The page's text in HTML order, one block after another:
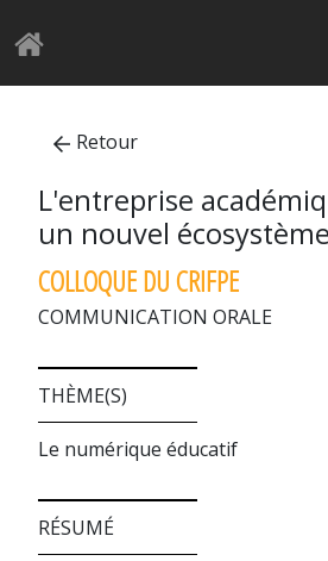
Retour
L'entreprise
un nouvel
COLLOQUE DU CRIFPE
COMMUNICATION ORALE
THÈME(S)
Le numérique éducatif
RÉSUMÉ